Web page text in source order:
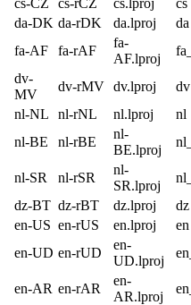
da-DK da-rDK da.lproj
da
fa-AF fa-rAF
fa-
AF.lproj
dv-
MV
dv-rMV dv.lproj
dv
nl-NL nl-rNL nl.lproj
nl
nl-BE nl-rBE
nl-
BE.lproj
nl-SR nl-rSR
nl-
SR.lproj
dz-BT dz-rBT dz.lproj
dz
en-US en-rUS en.lproj
en
en-UD en-rUD
en-
UD.lproj
en-AR en-rAR
en-
AR.lproj